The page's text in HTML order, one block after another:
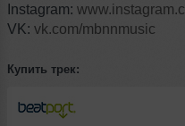
Instagram:
VK: vk.com/mbnnmusic
Купить трек: